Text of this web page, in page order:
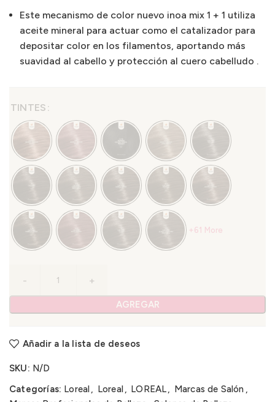
Este mecanismo de color nuevo inoa mix 1 + 1 utiliza
aceite mineral para actuar como el catalizador para
depositar color en los filamentos, aportando más
suavidad al cabello y protección al cuero cabelludo .
TINTES
+61 More
AGREGAR
Añadir a la lista de deseos
SKU: N/D
Categorías: Loreal, Loreal, LOREAL, Marcas de Salón ,